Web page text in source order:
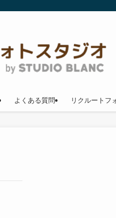
よくある質問 リクルートフ